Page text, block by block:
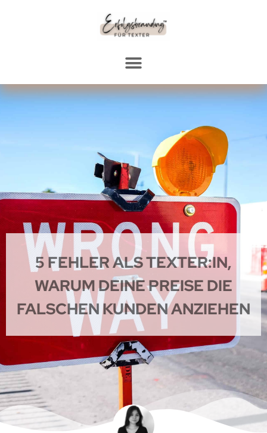
5 FEHLER ALS TEXTER:IN,
WARUM DEINE PREISE DIE
FALSCHEN KUNDEN ANZIEHEN